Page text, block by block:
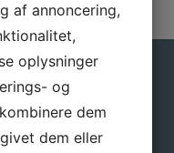
af annoncering,
oplysninger
og
dem
dem eller